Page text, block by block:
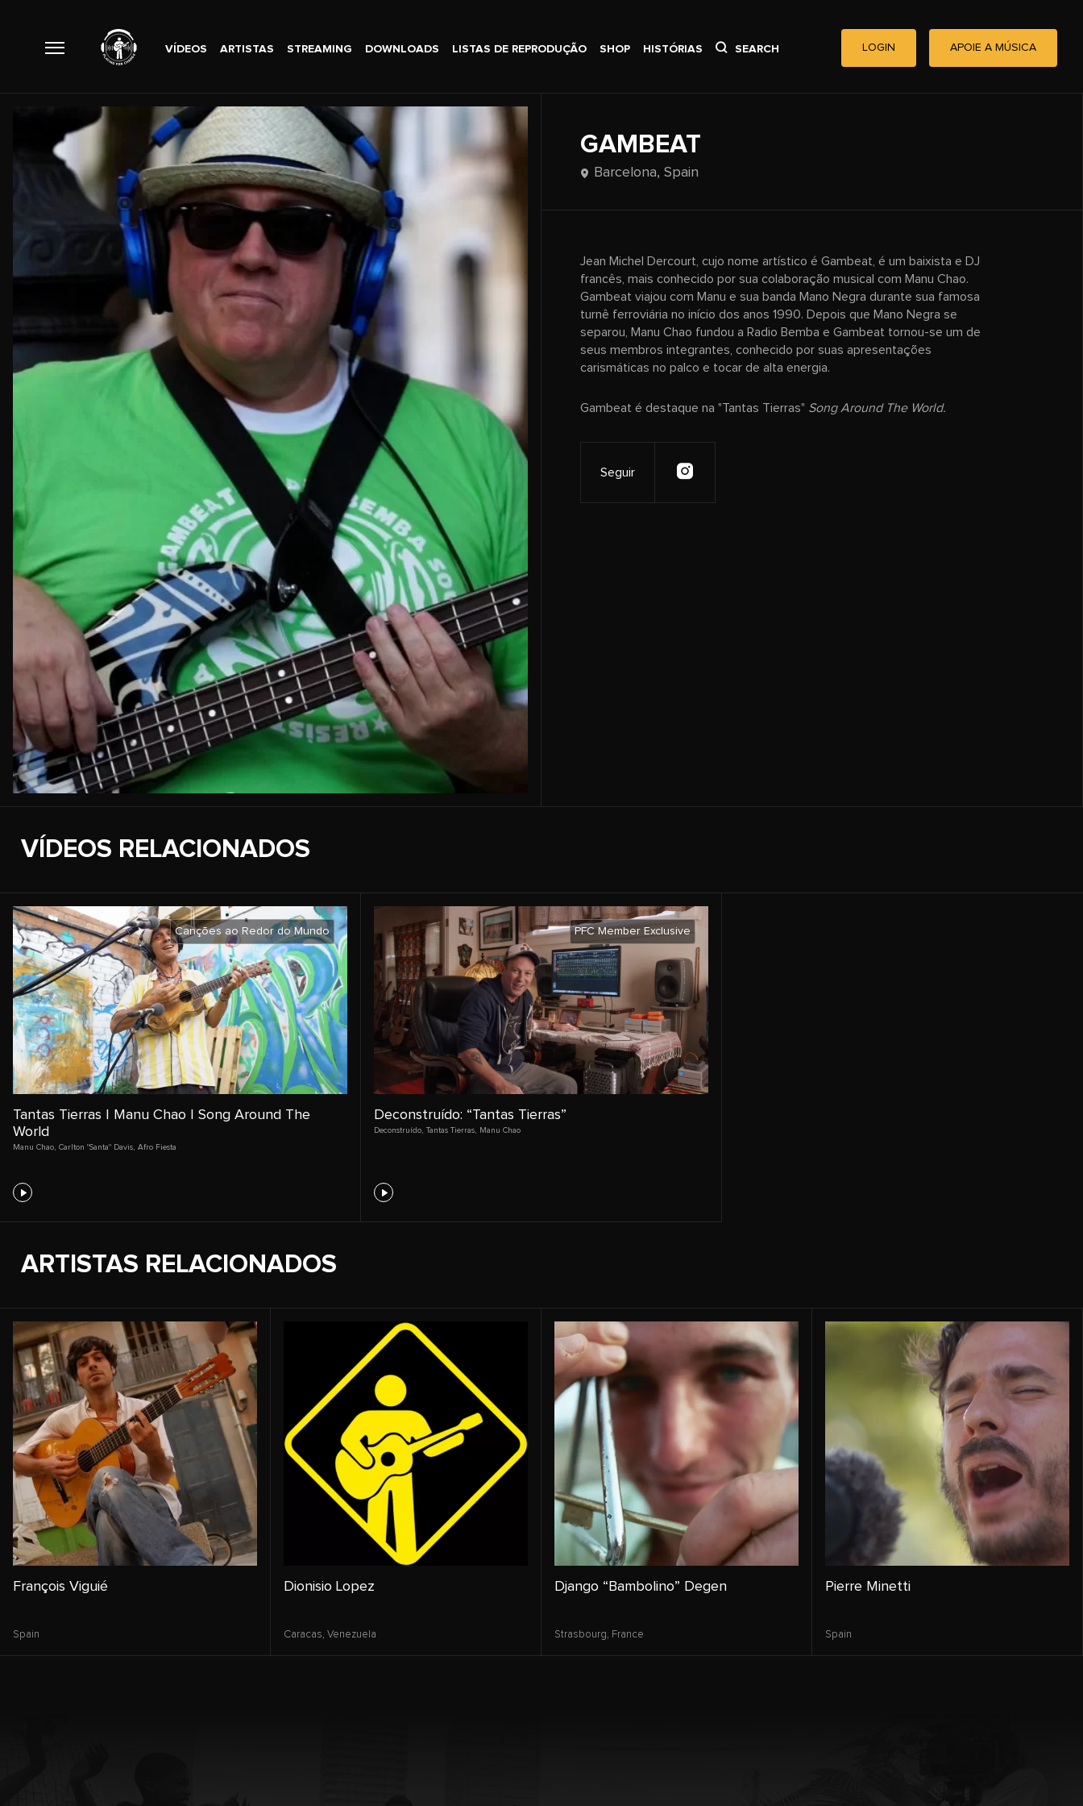
VÍDEOS ARTISTAS STREAMING DOWNLOADS LISTAS DE REPRODUÇÃO SHOP HISTÓRIAS SEARCH LOGIN APOIE A MÚSICA
GAMBEAT
Barcelona, Spain
Jean Michel Dercourt, cujo nome artístico é Gambeat, é um baixista e DJ
francês, mais conhecido por sua colaboração musical com Manu Chao.
Gambeat viajou com Manu e sua banda Mano Negra durante sua famosa
turnê ferroviária no início dos anos 1990. Depois que Mano Negra se
separou, Manu Chao fundou a Radio Bemba e Gambeat tornou-se um de
seus membros integrantes, conhecido por suas apresentações
carismáticas no palco e tocar de alta energia.
Gambeat é destaque na "Tantas Tierras" Song Around The World.
Seguir
VÍDEOS RELACIONADOS
Canções ao Redor do Mundo
Tantas Tierras | Manu Chao | Song Around The
World
Manu Chao, Carlton "Santa" Davis, Afro Fiesta
PFC Member Exclusive
Deconstruído: “Tantas Tierras”
Deconstruído, Tantas Tierras, Manu Chao
ARTISTAS RELACIONADOS
François Viguié
Spain
Dionisio Lopez
Caracas, Venezuela
Django “Bambolino” Degen
Strasbourg, France
Pierre Minetti
Spain